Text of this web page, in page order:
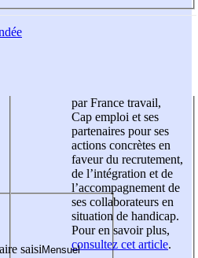
saisi
par France travail,
Cap emploi et ses
partenaires pour ses
actions concrètes en
faveur du recrutement,
de l’intégration et de
l’accompagnement de
ses collaborateurs en
situation de handicap.
Pour en savoir plus,
consultez cet article.